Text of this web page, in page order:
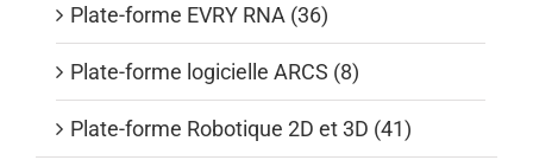
Plate-forme EVRY RNA (36)
Plate-forme logicielle ARCS (8)
Plate-forme Robotique 2D et 3D (41)